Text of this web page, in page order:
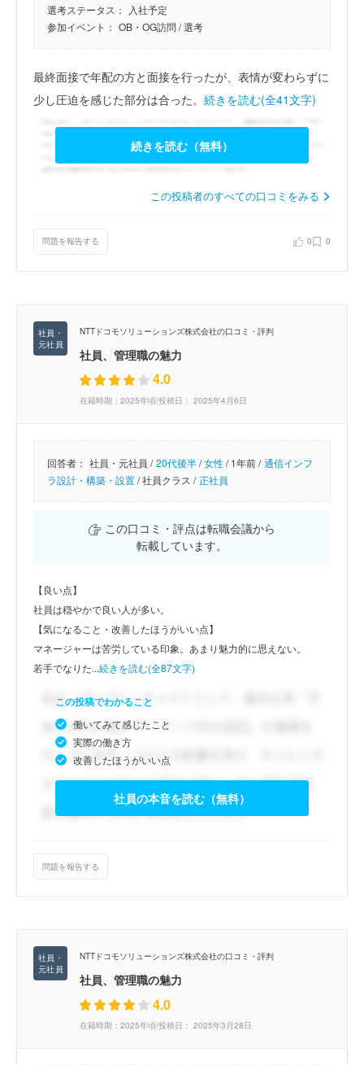
選考ステータス：
入社予定
参加イベント： OB・OG訪問/ 選考
最終面接で年配の方と面接を行ったが、表情が変わらずに
少し圧迫を感じた部分は合った。 続きを読む(全41文字)
続きを読む（無料）
この投稿者のすべての口コミをみる
問題を報告する 0 0
NTTドコモソリューションズ株式会社の口コミ・評判
社員、管理職の魅力
4.0
在籍時期：2025年頃/投稿日： 2025年4月6日
回答者： 社員・元社員 / 20代後半/女性/1年前 / 通信インフ
ラ設計・構築・設置/社員クラス / 正社員
この口コミ・評点は転職会議から
転載しています。
【良い点】
社員は穏やかで良い人が多い。
【気になること・改善したほうがいい点】
マネージャーは苦労している印象。あまり魅力的に思えない。
若手でなりた...続きを読む(全87文字)
この投稿でわかること
働いてみて感じたこと
実際の働き方
改善したほうがいい点
社員の本音を読む（無料）
問題を報告する
NTTドコモソリューションズ株式会社の口コミ・評判
社員、管理職の魅力
4.0
在籍時期：2025年頃/投稿日： 2025年3月28日